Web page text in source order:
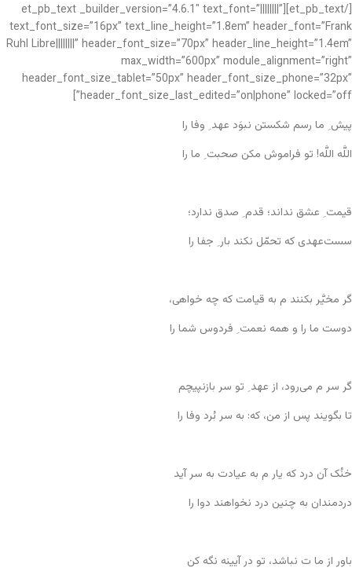
[/et_pb_text][et_pb_text _builder_version=”4.6.1″ text_font=”||||||||”
text_font_size=”16px” text_line_height=”1.8em” header_font=”Frank
Ruhl Libre||||||||” header_font_size=”70px” header_line_height=”1.4em”
max_width=”600px” module_alignment=”right”
header_font_size_tablet=”50px” header_font_size_phone=”32px”
header_font_size_last_edited=”on|phone” locked=”off”]
پیش ِ ما رسم شکستن نبوَد عهد ِ وفا را
اللَّه اللَّه! تو فراموش مکن صحبت ِ ما را
قیمت ِ عشق نداند؛ قدم ِ صدق ندارد؛
سست‌عهدی که تحمّل نکند بار ِ جفا را
گر مخیَّر بکنند م به قیامت که چه خواهی،
دوست ما را و همه نعمت ِ فردوس شما را
گر سر م می‌رود، از عهد ِ تو سر بازنپیچم
تا بگویند پس از من، که: به سر بُرد وفا را
خنُک آن درد که یار م به عیادت به سر آید
دردمندان به چنین درد نخواهند دوا را
باور از ما ت نباشد، تو در آیینه نگه کن